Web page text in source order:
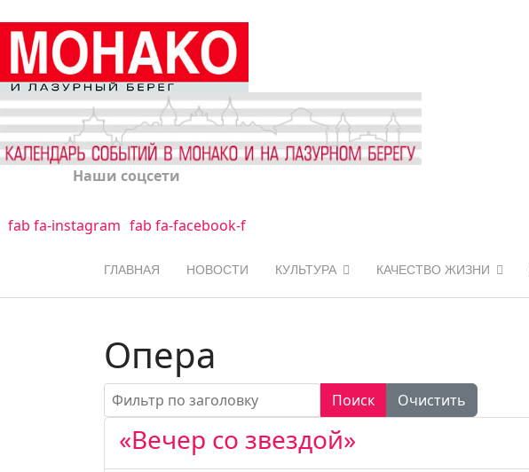
Наши соцсети
fab fa-instagram fab fa-facebook-f
ГЛАВНАЯ НОВОСТИ КУЛЬТУРА КАЧЕСТВО ЖИЗНИ
Опера
Фильтр по заголовку Поиск Очистить
«Вечер со звездой»